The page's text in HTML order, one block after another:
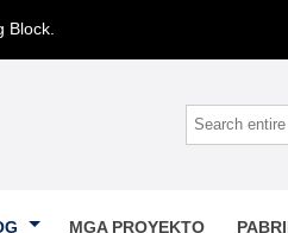
Block.
MGA PROYEKTO